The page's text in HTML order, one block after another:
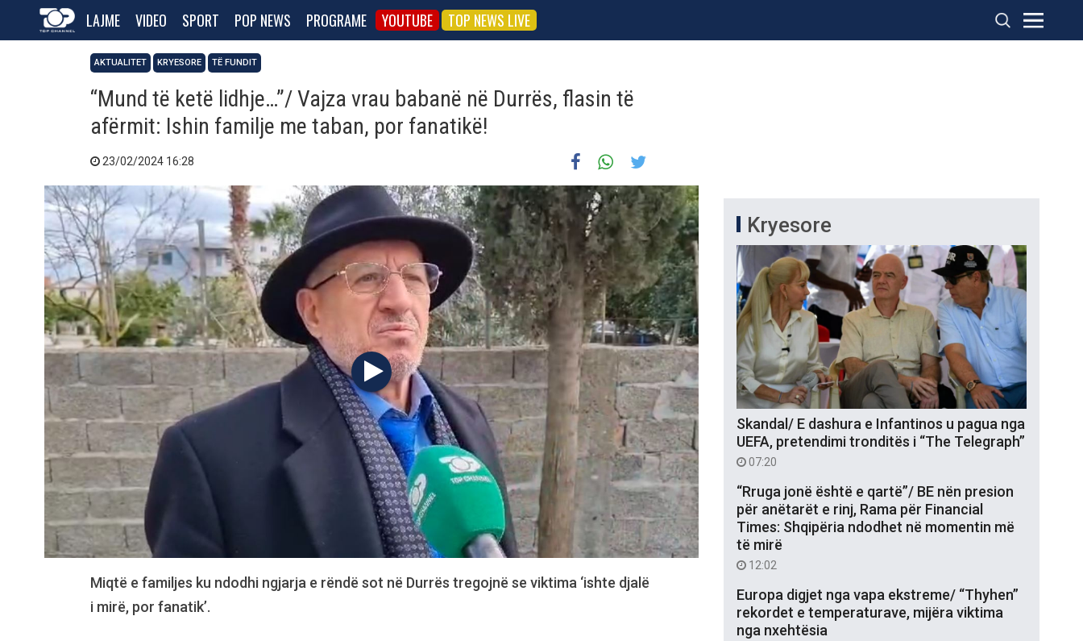
LAJME VIDEO SPORT POP NEWS PROGRAME YOUTUBE TOP NEWS LIVE
AKTUALITET KRYESORE TË FUNDIT
“Mund të ketë lidhje…”/ Vajza vrau babanë në Durrës, flasin të
afërmit: Ishin familje me taban, por fanatikë!
23/02/2024 16:28
Miqtë e familjes ku ndodhi ngjarja e rëndë sot në Durrës tregojnë se viktima ‘ishte djalë
i mirë, por fanatik’.
Kryesore
Skandal/ E dashura e Infantinos u pagua nga
UEFA, pretendimi tronditës i “The Telegraph”
07:20
“Rruga jonë është e qartë”/ BE nën presion
për anëtarët e rinj, Rama për Financial
Times: Shqipëria ndodhet në momentin më
të mirë
12:02
Europa digjet nga vapa ekstreme/ “Thyhen”
rekordet e temperaturave, mijëra viktima
nga nxehtësia